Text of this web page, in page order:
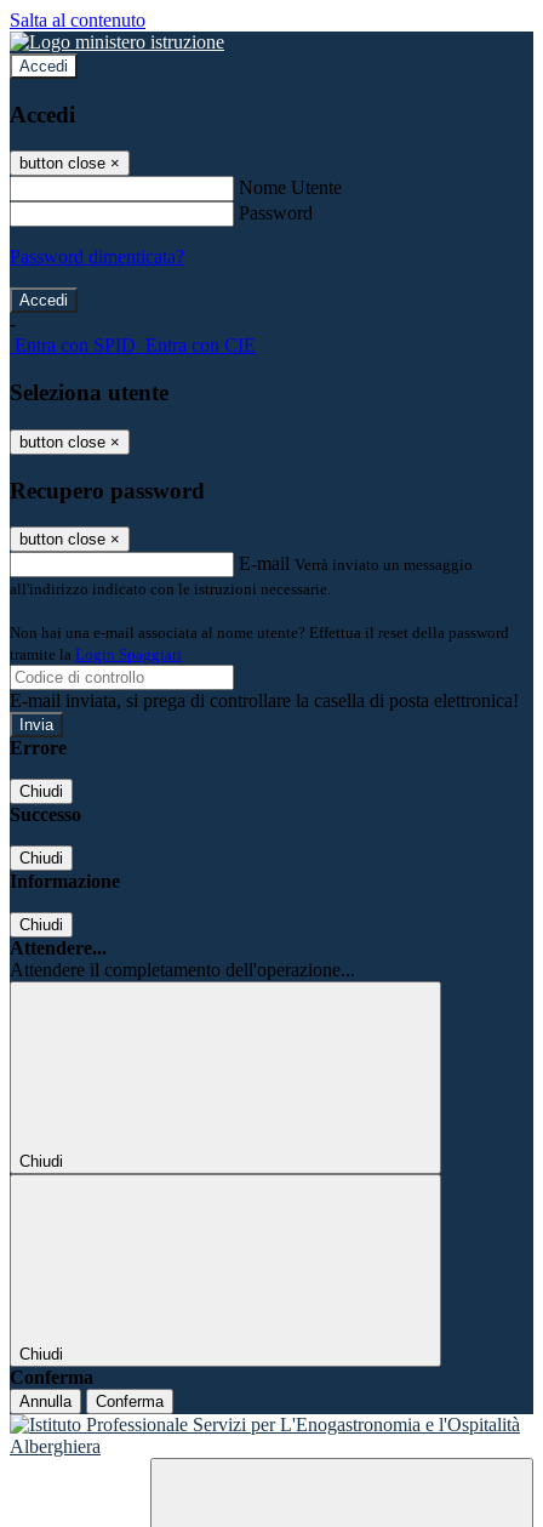
Salta al contenuto
Accedi
Accedi
button close ×
Nome Utente
Password
Password dimenticata?
-
Entra con SPID Entra con CIE
Seleziona utente
button close ×
Recupero password
button close ×
E-mail Verrà inviato un messaggio
all'indirizzo indicato con le istruzioni necessarie.
Non hai una e-mail associata al nome utente? Effettua il reset della password
tramite la Login Spaggiari
E-mail inviata, si prega di controllare la casella di posta elettronica!
Errore
Chiudi
Successo
Chiudi
Informazione
Chiudi
Attendere...
Attendere il completamento dell'operazione...
Chiudi
Chiudi
Conferma
Annulla Conferma